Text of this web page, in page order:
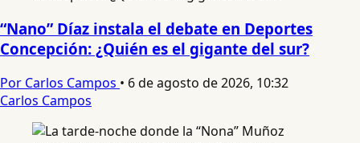
“Nano” Díaz instala el debate en Deportes
Concepción: ¿Quién es el gigante del sur?
Por Carlos Campos • 6 de agosto de 2026, 10:32
Carlos Campos